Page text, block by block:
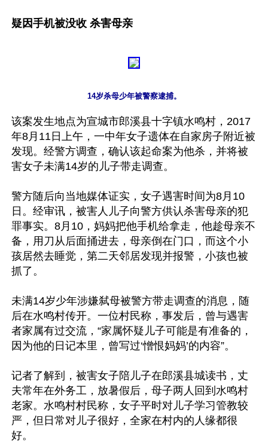
疑因手机被没收 杀害母亲
该案发生地点为宣城市郎溪县十字镇水鸣村，2017
年8月11日上午，一中年女子遗体在自家房子附近被
发现。经警方调查，确认该起命案为他杀，并将被
害女子未满14岁的儿子带走调查。
警方随后向当地媒体证实，女子遇害时间为8月10
日。经审讯，被害人儿子向警方供认杀害母亲的犯
罪事实。8月10，妈妈把他手机给拿走，他趁母亲不
备，用刀从后面捅进去，母亲倒在门口，而这个小
孩居然去睡觉，第二天邻居发现并报警，小孩也被
抓了。
未满14岁少年涉嫌弑母被警方带走调查的消息，随
后在水鸣村传开。一位村民称，事发后，曾与遇害
者家属有过交流，“家属怀疑儿子可能是有准备的，
因为他的日记本里，曾写过‘憎恨妈妈’的内容”。
记者了解到，被害女子陪儿子在郎溪县城读书，丈
夫常年在外务工，放暑假后，母子两人回到水鸣村
老家。水鸣村村民称，女子平时对儿子学习管教较
严，但日常对儿子很好，全家在村内的人缘都很
好。